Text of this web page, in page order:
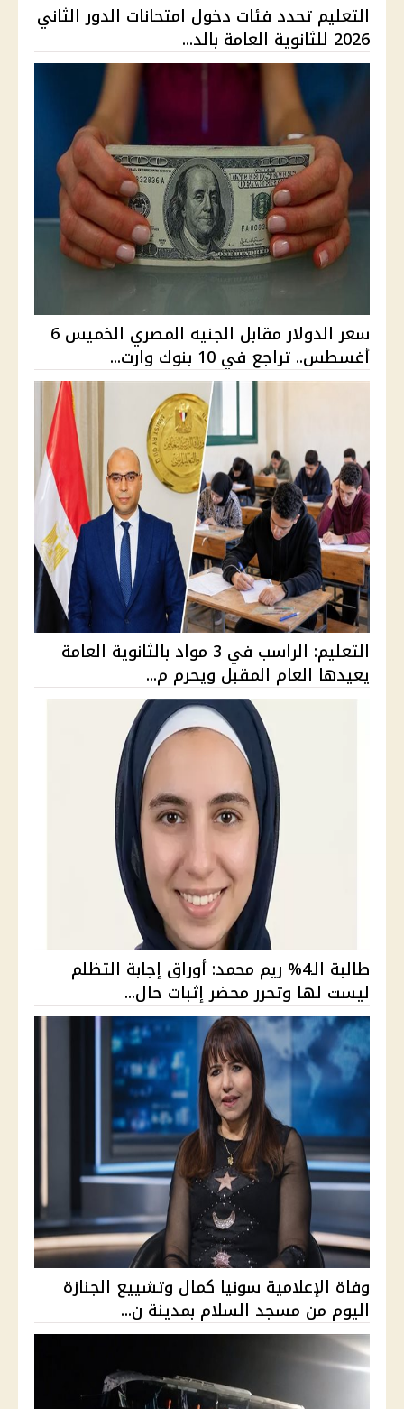
التعليم تحدد فئات دخول امتحانات الدور الثاني
2026 للثانوية العامة بالد...
سعر الدولار مقابل الجنيه المصري الخميس 6
أغسطس.. تراجع في 10 بنوك وارت...
التعليم: الراسب في 3 مواد بالثانوية العامة
يعيدها العام المقبل ويحرم م...
طالبة الـ4% ريم محمد: أوراق إجابة التظلم
ليست لها وتحرر محضر إثبات حال...
وفاة الإعلامية سونيا كمال وتشييع الجنازة
اليوم من مسجد السلام بمدينة ن...